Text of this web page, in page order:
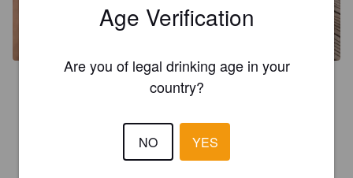
Age Verification
Are you of legal drinking age in your
country?
NO YES